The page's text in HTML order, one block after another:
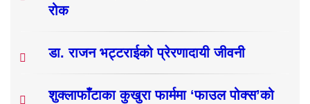
रोक
डा. राजन भट्टराईको प्रेरणादायी जीवनी
शुक्लाफाँटाका कुखुरा फार्ममा ‘फाउल पोक्स’को